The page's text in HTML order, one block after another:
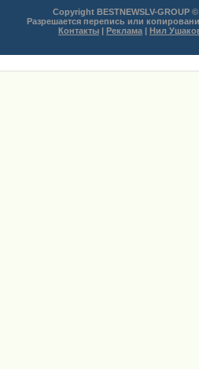
Copyright BESTNEWSLV-GROUP
Разрешается перепись или
Контакты | Реклама | Нил